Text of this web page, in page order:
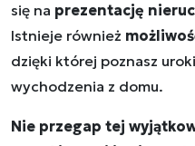
się na prezentację
Istnieje również
dzięki której poznasz
wychodzenia z domu.
Nie przegap tej